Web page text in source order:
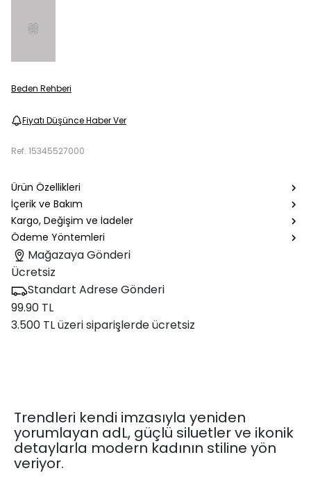
Beden Rehberi
Fiyatı Düşünce Haber Ver
Ref. 15345527000
Ürün Özellikleri
İçerik ve Bakım
Kargo, Değişim ve İadeler
Ödeme Yöntemleri
Mağazaya Gönderi
Ücretsiz
Standart Adrese Gönderi
99.90 TL
3.500 TL üzeri siparişlerde ücretsiz
Trendleri kendi imzasıyla yeniden
yorumlayan adL, güçlü siluetler ve ikonik
detaylarla modern kadının stiline yön
veriyor.